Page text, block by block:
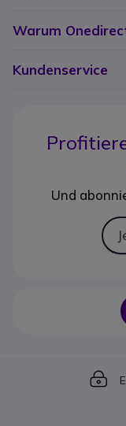
Warum
Kundenservice
Und